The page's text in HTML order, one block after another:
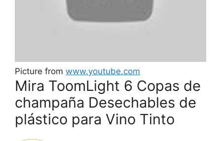
Picture from www.youtube.com
Mira ToomLight 6 Copas de
champaña Desechables de
plástico para Vino Tinto